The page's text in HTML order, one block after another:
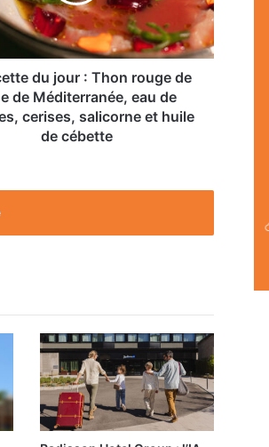
du jour : Thon rouge de
de Méditerranée, eau de
cerises, salicorne et huile
de cébette